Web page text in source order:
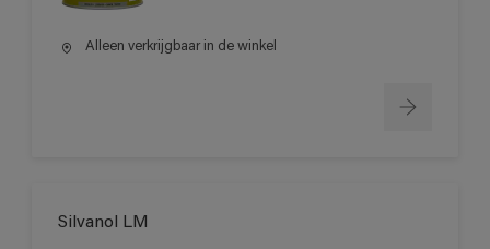
Alleen verkrijgbaar in de winkel
Silvanol LM